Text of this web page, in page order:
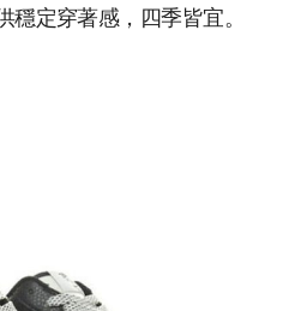
定穿著感，四季皆宜。